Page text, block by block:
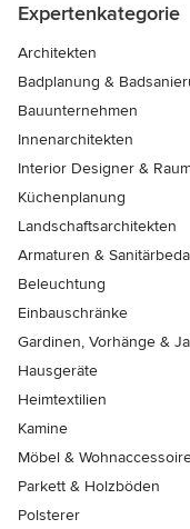
Expertenkategorie
Architekten
Badplanung &
Bauunternehmen
Innenarchitekten
Interior Designer &
Küchenplanung
Landschaftsarchitekten
Armaturen &
Beleuchtung
Einbauschränke
Gardinen, Vorhänge &
Hausgeräte
Heimtextilien
Kamine
Möbel &
Parkett & Holzböden
Polsterer